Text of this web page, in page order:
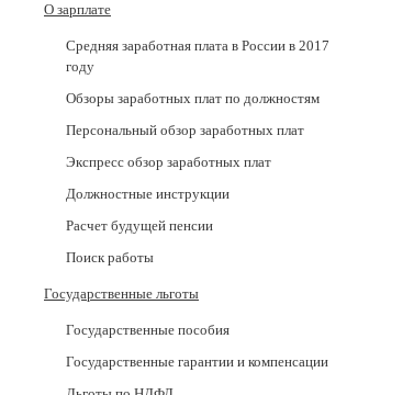
О зарплате
Средняя заработная плата в России в 2017
годy
Обзоры заработных плат по должностям
Персональный обзор заработных плат
Экспресс обзор заработных плат
Должностные инструкции
Расчет будущей пенсии
Поиск работы
Государственные льготы
Государственные пособия
Государственные гарантии и компенсации